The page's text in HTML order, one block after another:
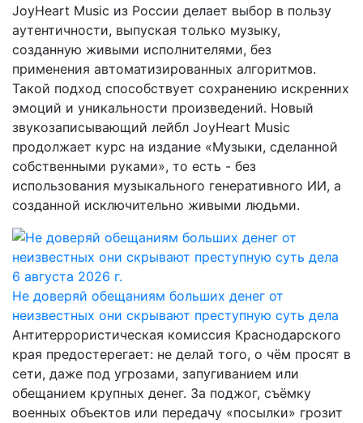
JoyHeart Music из России делает выбор в пользу
аутентичности, выпуская только музыку,
созданную живыми исполнителями, без
применения автоматизированных алгоритмов.
Такой подход способствует сохранению искренних
эмоций и уникальности произведений. Новый
звукозаписывающий лейбл JoyHeart Music
продолжает курс на издание «Музыки, сделанной
собственными руками», то есть - без
использования музыкального генеративного ИИ, а
созданной исключительно живыми людьми.
6 августа 2026 г.
Не доверяй обещаниям больших денег от
неизвестных они скрывают преступную суть дела
Антитеррористическая комиссия Краснодарского
края предостерегает: не делай того, о чём просят в
сети, даже под угрозами, запугиванием или
обещанием крупных денег. За поджог, съёмку
военных объектов или передачу «посылки» грозит